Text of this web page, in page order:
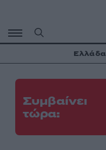
περιεχόμενο
Ελλάδα
Συμβαίνει
τώρα: